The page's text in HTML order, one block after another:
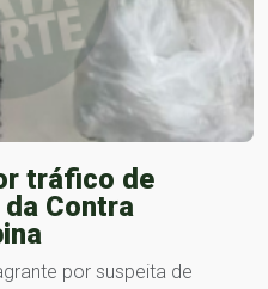
tráfico de
Contra
por suspeita de